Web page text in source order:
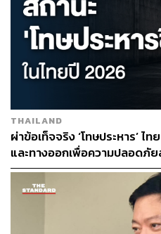
THAILAND
ผ่าข้อเท็จจริง ‘โทษประหาร’
และทางออกเพื่อความปลอดภั